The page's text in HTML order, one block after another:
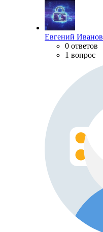
Евгений Иванов
0 ответов
1 вопрос